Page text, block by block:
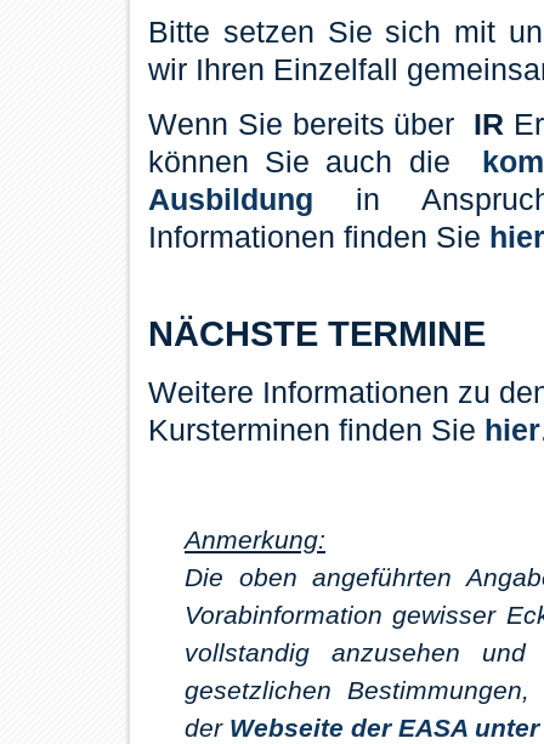
Bitte setzen Sie sich mit
wir Ihren Einzelfall
Wenn Sie bereits über IR
können Sie auch die
Ausbildung in
Informationen finden Sie hier
NÄCHSTE TERMINE
Weitere Informationen zu
Kursterminen finden Sie hier
Anmerkung:
Die oben angeführten
Vorabinformation gewisser
vollstandig anzusehen
gesetzlichen
der Webseite der EASA